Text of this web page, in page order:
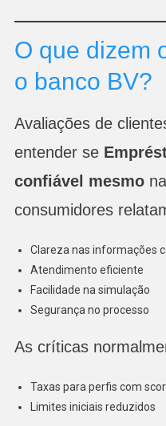
O que dizem
o banco BV?
Avaliações de
entender se
confiável mesmo
consumidores
Clareza nas informações
Atendimento eficiente
Facilidade na simulação
Segurança no processo
As críticas
Taxas para perfis com
Limites iniciais reduzidos